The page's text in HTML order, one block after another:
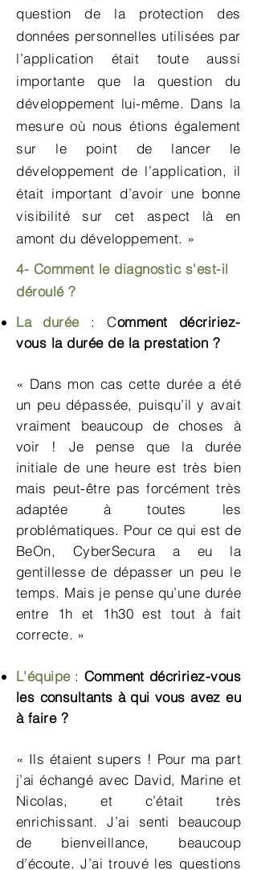
question de la protection des
données personnelles utilisées par
l’application était toute aussi
importante que la question du
développement lui-même. Dans la
mesure où nous étions également
sur le point de lancer le
développement de l’application, il
était important d’avoir une bonne
visibilité sur cet aspect là en
amont du développement. »
4- Comment le diagnostic s'est-il
déroulé ?
La durée: Comment décririez-
vous la durée de la prestation ?
« Dans mon cas cette durée a été
un peu dépassée, puisqu’il y avait
vraiment beaucoup de choses à
voir ! Je pense que la durée
initiale de une heure est très bien
mais peut-être pas forcément très
adaptée à toutes les
problématiques. Pour ce qui est de
BeOn, CyberSecura a eu la
gentillesse de dépasser un peu le
temps. Mais je pense qu’une durée
entre 1h et 1h30 est tout à fait
correcte. »
L'équipe: Comment décririez-vous
les consultants à qui vous avez eu
à faire ?
« Ils étaient supers ! Pour ma part
j’ai échangé avec David, Marine et
Nicolas, et c’était très
enrichissant. J’ai senti beaucoup
de bienveillance, beaucoup
d’écoute. J’ai trouvé les questions